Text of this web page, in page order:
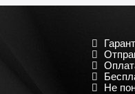
Не